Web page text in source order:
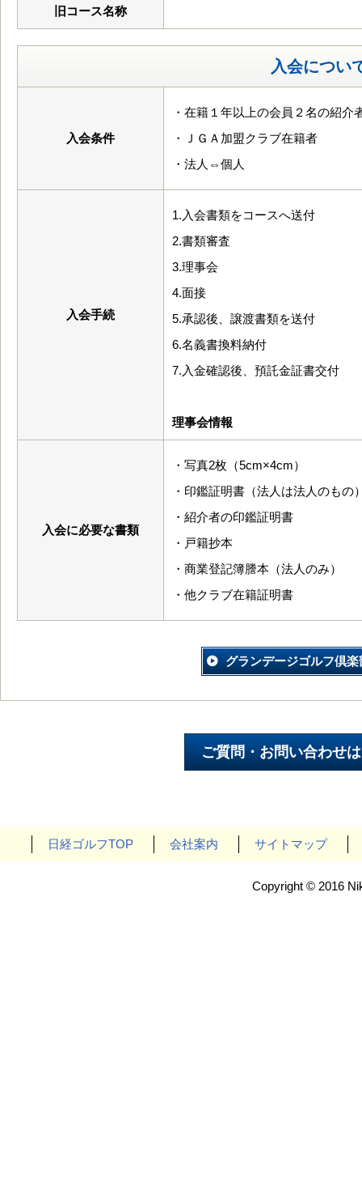
旧コース名称
入会につい
入会条件
・在籍１年以上の会員２名の紹
・ＪＧＡ加盟クラブ在籍者
・法人⇔個人
入会手続
1.入会書類をコースへ送付
2.書類審査
3.理事会
4.面接
5.承認後、譲渡書類を送付
6.名義書換料納付
7.入金確認後、預託金証書交付
理事会情報
入会に必要な書類
・写真2枚（5cm×4cm）
・印鑑証明書（法人は法人のもの
・紹介者の印鑑証明書
・戸籍抄本
・商業登記簿謄本（法人のみ）
・他クラブ在籍証明書
グランデージゴルフ倶
日経ゴルフTOP 会社案内 サイトマップ
Copyright © 2016